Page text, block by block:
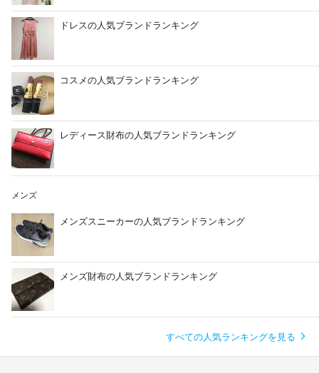
ドレスの人気ブランドランキング
コスメの人気ブランドランキング
レディース財布の人気ブランドランキング
メンズ
メンズスニーカーの人気ブランドランキング
メンズ財布の人気ブランドランキング
すべての人気ランキングを見る